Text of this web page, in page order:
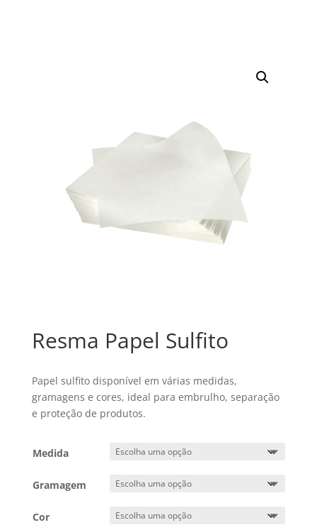
Resma Papel Sulfito
Papel sulfito disponível em várias medidas,
gramagens e cores, ideal para embrulho, separação
e proteção de produtos.
Medida
Gramagem
Cor